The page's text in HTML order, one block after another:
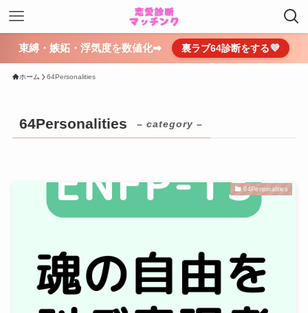
束縛・嫉妬・浮気度を数値化➡ 裏ラブ64診断をする💜
ホーム 64Personalities
64Personalities – category –
64Personalities